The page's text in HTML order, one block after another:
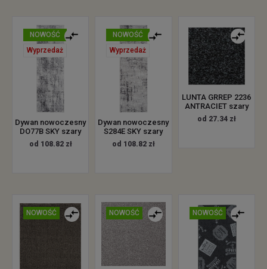
NOWOŚĆ
Wyprzedaż
Dywan nowoczesny
DO77B SKY szary
od 108.82 zł
NOWOŚĆ
Wyprzedaż
Dywan nowoczesny
S284E SKY szary
od 108.82 zł
LUNTA GRREP 2236
ANTRACIET szary
od 27.34 zł
NOWOŚĆ NOWOŚĆ NOWOŚĆ